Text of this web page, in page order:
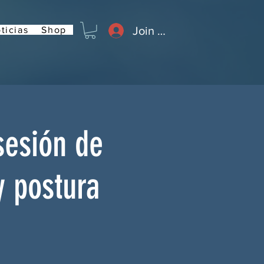
Shop Join or Log In
de
postura